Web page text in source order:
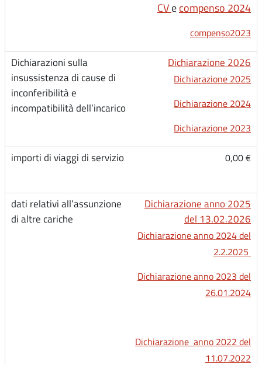
CV e compenso 2024
compenso2023
Dichiarazione 2026
Dichiarazione 2025
Dichiarazione 2024
Dichiarazione 2023
0,00 €
Dichiarazione anno 2025
del 13.02.2026
Dichiarazione anno 2024 del
2.2.2025
Dichiarazione anno 2023 del
26.01.2024
Dichiarazione anno 2022 del
11.07.2022